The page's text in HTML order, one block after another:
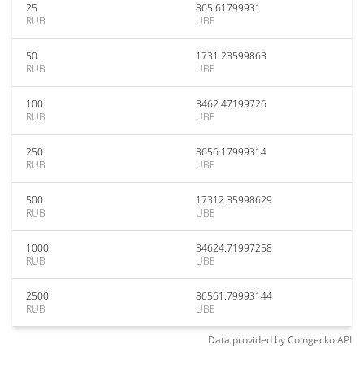
25
RUB
865.61799931
UBE
50
RUB
1731.23599863
UBE
100
RUB
3462.47199726
UBE
250
RUB
8656.17999314
UBE
500
RUB
17312.35998629
UBE
1000
RUB
34624.71997258
UBE
2500
RUB
86561.79993144
UBE
Data provided byCoingeckoAPI